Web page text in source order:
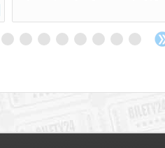
niepokojący...